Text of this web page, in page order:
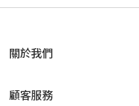
關於我們
顧客服務